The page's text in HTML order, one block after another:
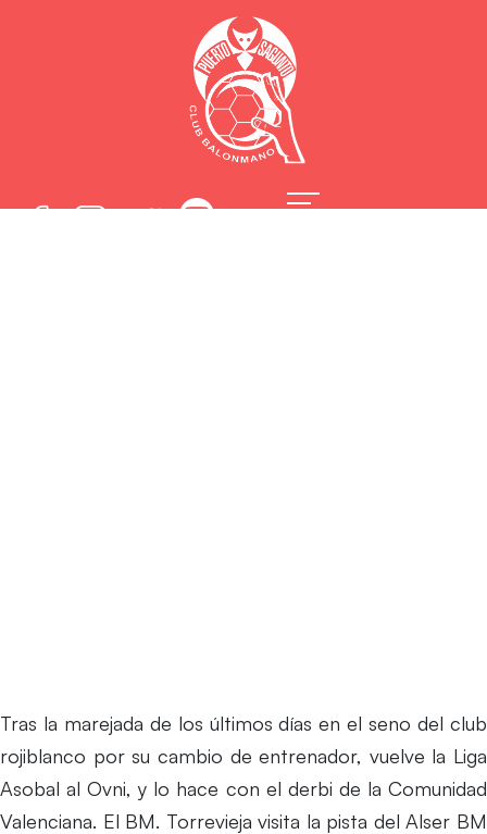
Tras la marejada de los últimos días en el seno del club
rojiblanco por su cambio de entrenador, vuelve la Liga
Asobal al Ovni, y lo hace con el derbi de la Comunidad
Valenciana. El BM. Torrevieja visita la pista del Alser BM